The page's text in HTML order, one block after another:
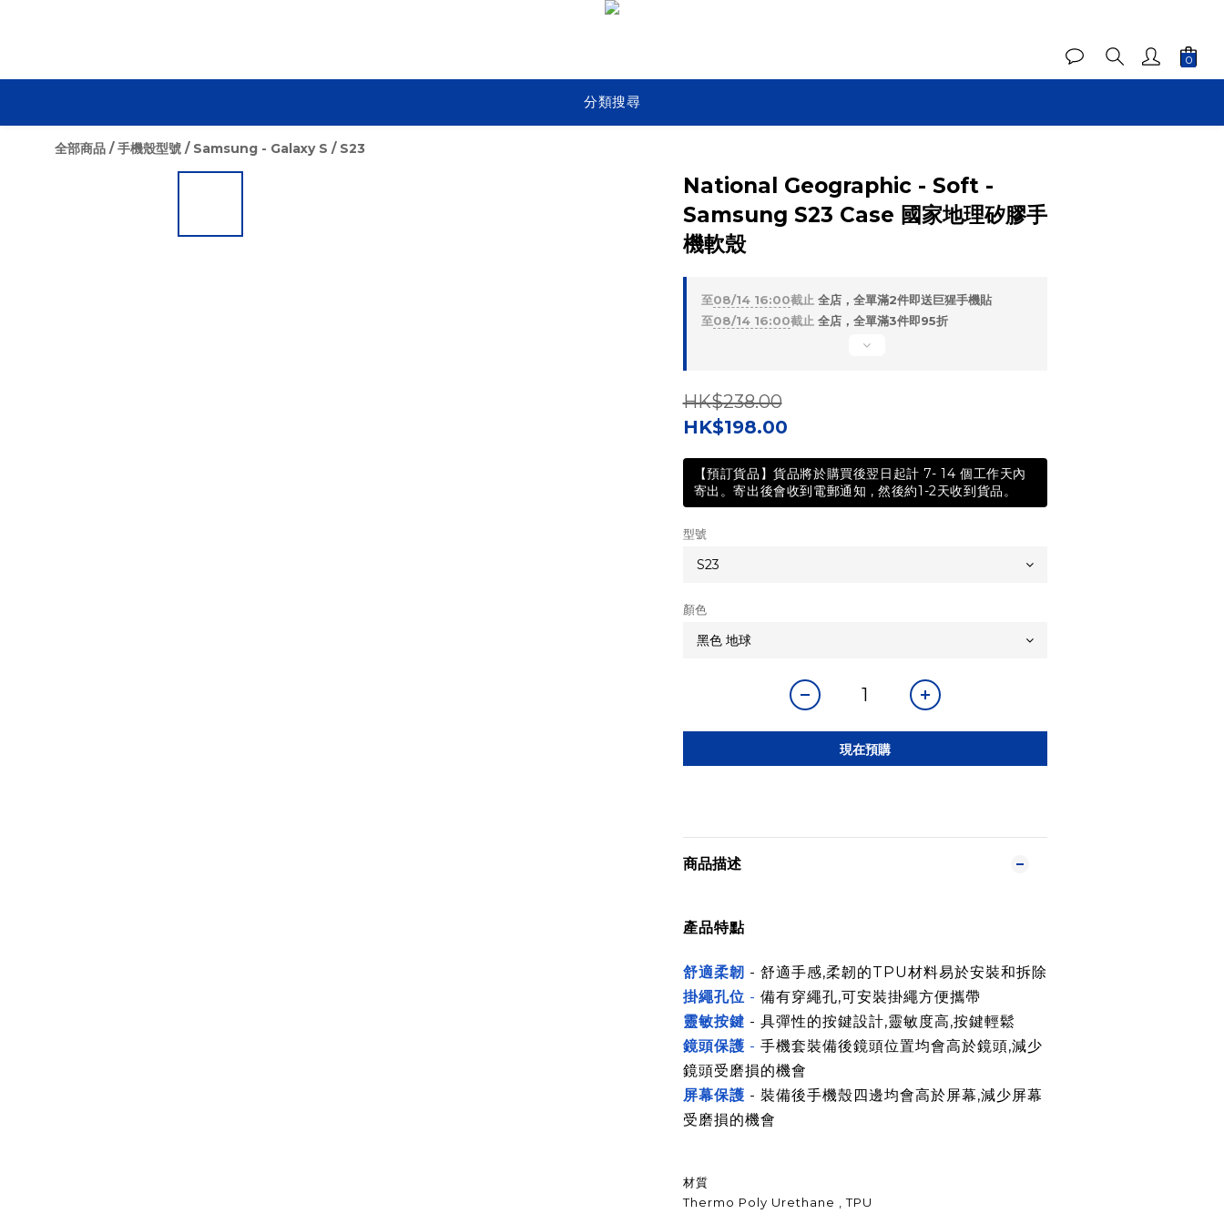
分類搜尋
全部商品 /手機殼型號 / Samsung - Galaxy S / S23
National Geographic - Soft -
Samsung S23 Case 國家地理矽膠手
機軟殼
至08/14 16:00截止 全店，全單滿2件即送巨猩手機貼
至08/14 16:00截止 全店，全單滿3件即95折
HK$238.00
HK$198.00
【預訂貨品】貨品將於購買後翌日起計 7- 14 個工作天內
寄出。寄出後會收到電郵通知 , 然後約1-2天收到貨品。
型號
顏色
現在預購
商品描述
產品特點
舒適柔韌 - 舒適手感,柔韌的TPU材料易於安裝和拆除
掛繩孔位 - 備有穿繩孔,可安裝掛繩方便攜帶
靈敏按鍵 - 具彈性的按鍵設計,靈敏度高,按鍵輕鬆
鏡頭保護 - 手機套裝備後鏡頭位置均會高於鏡頭,減少
鏡頭受磨損的機會
屏幕保護 - 裝備後手機殼四邊均會高於屏幕,減少屏幕
受磨損的機會
材質
Thermo Poly Urethane , TPU